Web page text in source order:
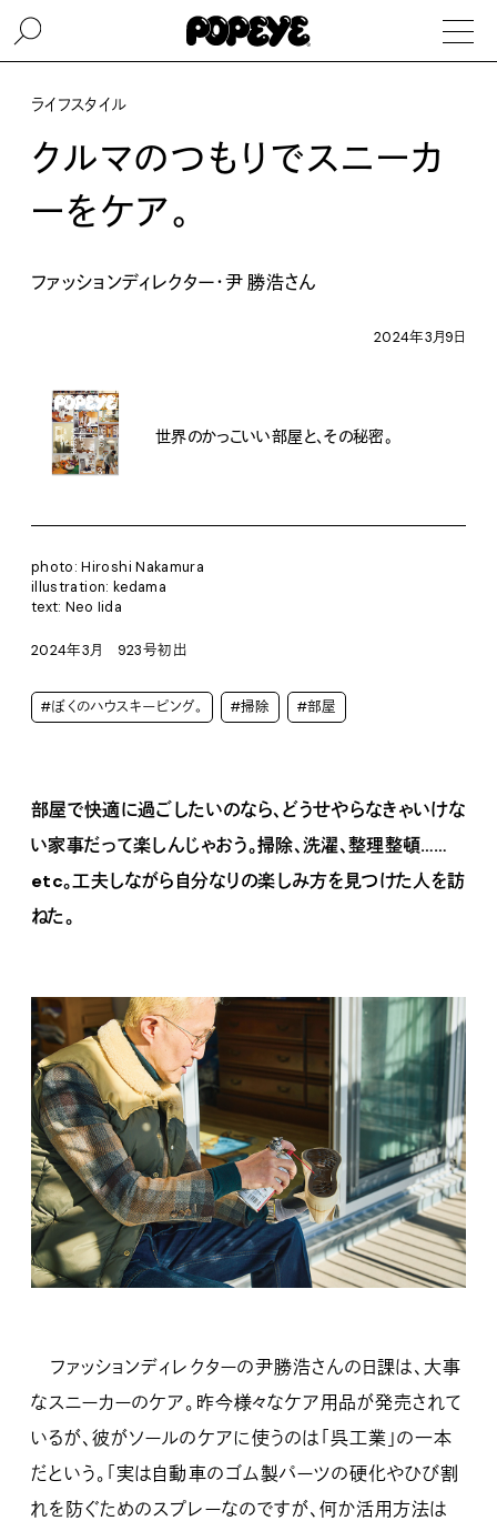
ライフスタイル
クルマのつもりでスニーカ
ーをケア。
ファッションディレクター・尹 勝浩さん
2024年3月9日
世界のかっこいい部屋と、その秘密。
photo: Hiroshi Nakamura
illustration: kedama
text: Neo Iida
2024年3月 923号初出
#ぼくのハウスキーピング。 #掃除 #部屋
部屋で快適に過ごしたいのなら、どうせやらなきゃいけな
い家事だって楽しんじゃおう。掃除、洗濯、整理整頓……
etc。工夫しながら自分なりの楽しみ方を見つけた人を訪
ねた。
ファッションディレクターの尹勝浩さんの日課は、大事
なスニーカーのケア。昨今様々なケア用品が発売されて
いるが、彼がソールのケアに使うのは「呉工業」の一本
だという。「実は自動車のゴム製パーツの硬化やひび割
れを防ぐためのスプレーなのですが、何か活用方法は